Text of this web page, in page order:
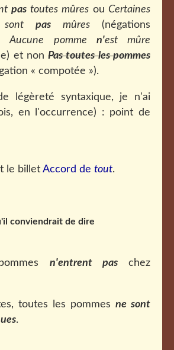
pastoutes mûres ou Certaines
pas mûres (négations
Aucune pomme n'est mûre
et nonPas toutes les pommes
« compotée »).
légèreté syntaxique, je n'ai
en l'occurrence) : point de
le billet Accord de tout.
conviendrait de dire
n'entrent paschez
toutes les pommes ne sont
.